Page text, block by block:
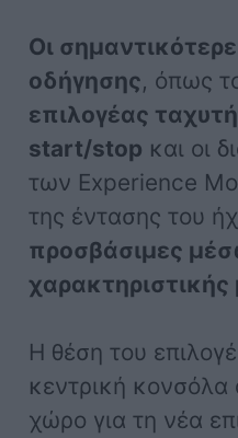
Οι
οδήγησης, όπως
επιλογέας
start/stop και οι
των Experience
της έντασης του
προσβάσιμες
Η θέση του
κεντρική κονσόλα
χώρο για τη νέα